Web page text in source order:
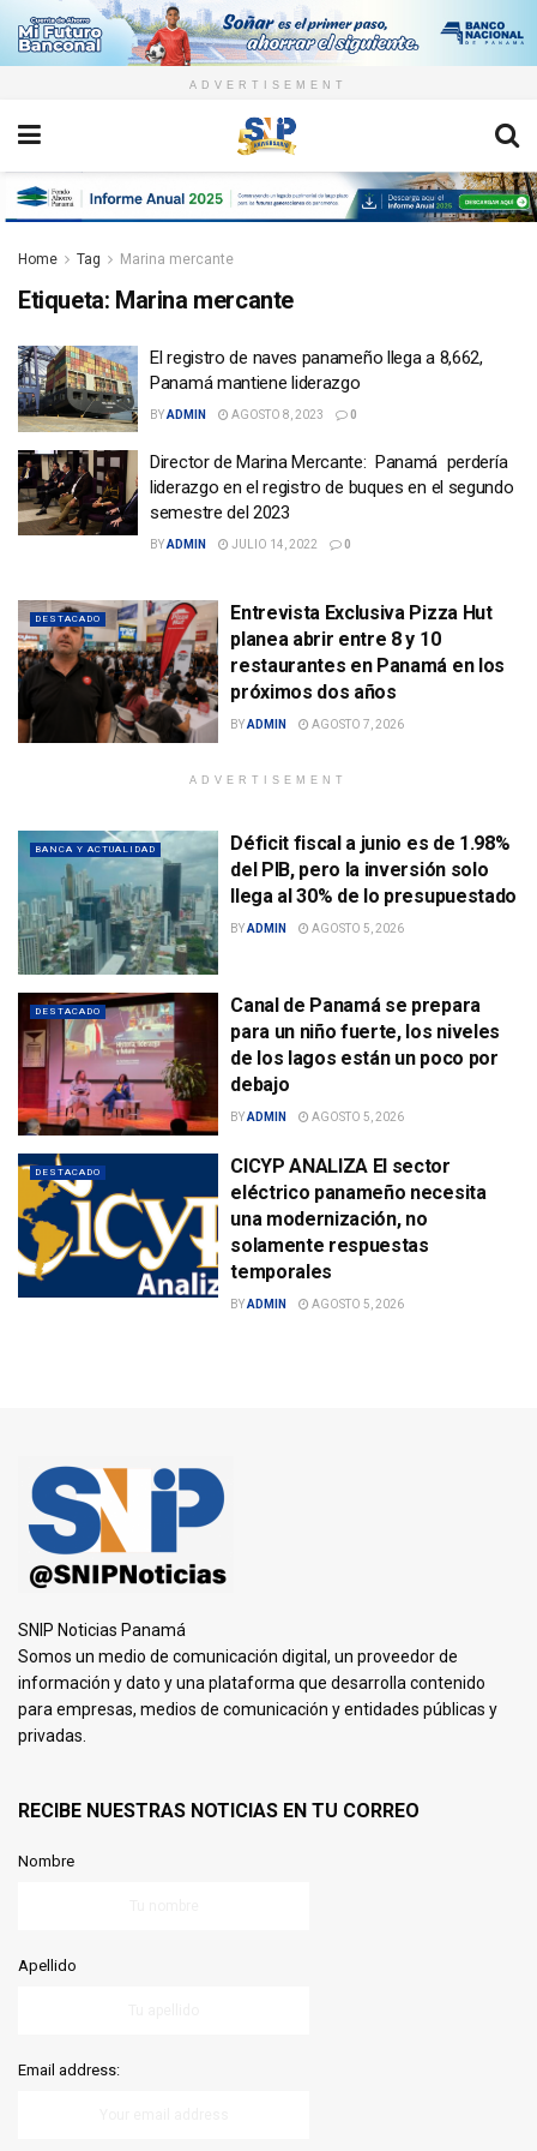
ADVERTISEMENT
Home Tag Marina mercante
Etiqueta: Marina mercante
El registro de naves panameño llega a 8,662,
Panamá mantiene liderazgo
BYADMIN AGOSTO 8, 2023 0
Director de Marina Mercante: Panamá perdería
liderazgo en el registro de buques en el segundo
semestre del 2023
BYADMIN JULIO 14, 2022 0
DESTACADO
Entrevista Exclusiva Pizza Hut
planea abrir entre 8 y 10
restaurantes en Panamá en los
próximos dos años
BYADMIN AGOSTO 7, 2026
ADVERTISEMENT
BANCA Y ACTUALIDAD
Déficit fiscal a junio es de 1.98%
del PIB, pero la inversión solo
llega al 30% de lo presupuestado
BYADMIN AGOSTO 5, 2026
DESTACADO
Canal de Panamá se prepara
para un niño fuerte, los niveles
de los lagos están un poco por
debajo
BYADMIN AGOSTO 5, 2026
DESTACADO
CICYP ANALIZA El sector
eléctrico panameño necesita
una modernización, no
solamente respuestas
temporales
BYADMIN AGOSTO 5, 2026
SNIP Noticias Panamá
Somos un medio de comunicación digital, un proveedor de
información y dato y una plataforma que desarrolla contenido
para empresas, medios de comunicación y entidades públicas y
privadas.
RECIBE NUESTRAS NOTICIAS EN TU CORREO
Nombre
Apellido
Email address: